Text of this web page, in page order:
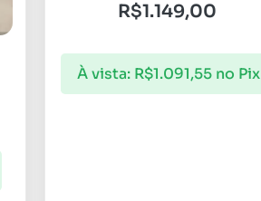
R$1.149,00
À vista: R$1.091,55 no Pix